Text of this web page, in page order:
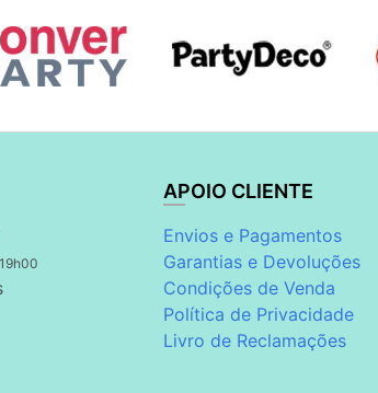
APOIO CLIENTE
Envios e Pagamentos
Garantias e Devoluções
Condições de Venda
Política de Privacidade
Livro de Reclamações